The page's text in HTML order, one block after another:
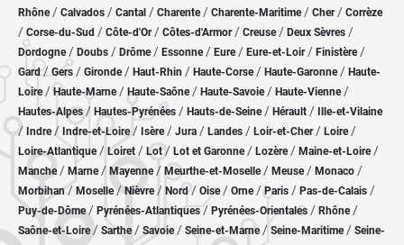
Rhône/ Calvados / Cantal / Charente / Charente-Maritime/ Cher / Corrèze
/ Corse-du-Sud / Côte-d'Or / Côtes-d'Armor/ Creuse/ Deux Sèvres /
Dordogne/ Doubs / Drôme/ Essonne / Eure/ Eure-et-Loir / Finistère/
Gard/ Gers / Gironde/ Haut-Rhin / Haute-Corse/ Haute-Garonne/ Haute-
Loire/Haute-Marne/ Haute-Saône/ Haute-Savoie/ Haute-Vienne/
Hautes-Alpes/ Hautes-Pyrénées / Hauts-de-Seine/ Hérault / Ille-et-Vilaine
/ Indre/ Indre-et-Loire/ Isère/ Jura / Landes / Loir-et-Cher/ Loire/
Loire-Atlantique/ Loiret / Lot/ Lot et Garonne/ Lozère / Maine-et-Loire/
Manche/ Marne/ Mayenne/ Meurthe-et-Moselle/ Meuse/ Monaco /
Morbihan/ Moselle/ Nièvre / Nord/ Oise / Orne/Paris / Pas-de-Calais /
Puy-de-Dôme/ Pyrénées-Atlantiques / Pyrénées-Orientales / Rhône/
Saône-et-Loire/ Sarthe/ Savoie/ Seine-et-Marne/ Seine-Maritime/ Seine-